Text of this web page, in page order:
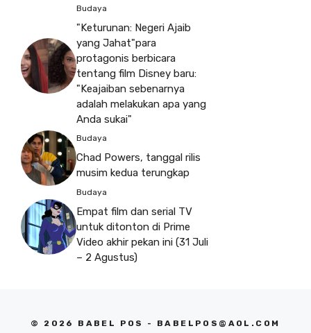
Budaya
"Keturunan: Negeri Ajaib
yang Jahat"para
protagonis berbicara
tentang film Disney baru:
"Keajaiban sebenarnya
adalah melakukan apa yang
Anda sukai"
Budaya
Chad Powers, tanggal rilis
musim kedua terungkap
Budaya
Empat film dan serial TV
untuk ditonton di Prime
Video akhir pekan ini (31 Juli
– 2 Agustus)
© 2026 BABEL POS - BABELPOS@AOL.COM